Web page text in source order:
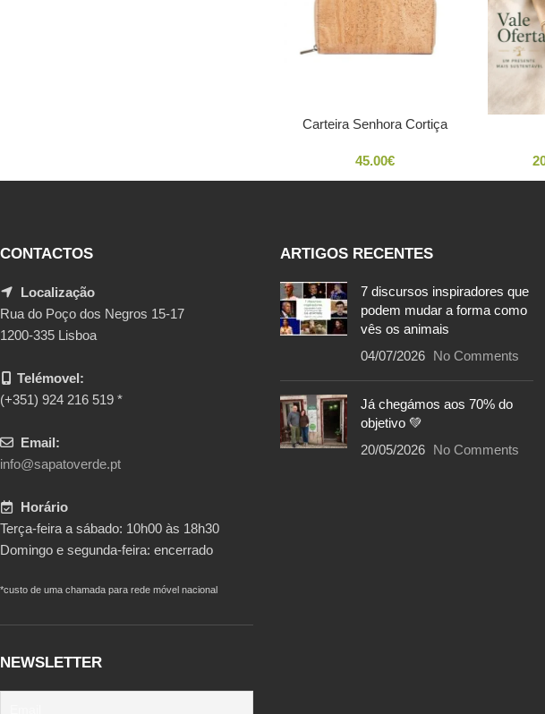
Carteira Senhora Cortiça
45.00€
CONTACTOS
Localização
Rua do Poço dos Negros 15-17
1200-335 Lisboa
Telémovel:
(+351) 924 216 519 *
Email:
info@sapatoverde.pt
Horário
Terça-feira a sábado: 10h00 às 18h30
Domingo e segunda-feira: encerrado
*custo de uma chamada para rede móvel nacional
NEWSLETTER
ARTIGOS RECENTES
7 discursos inspiradores que
podem mudar a forma como
vês os animais
04/07/2026 No Comments
Já chegámos aos 70% do
objetivo 💚
20/05/2026 No Comments